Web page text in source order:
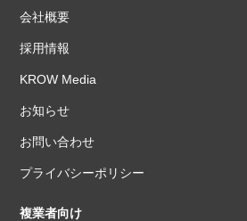
会社概要
採用情報
KROW Media
お知らせ
お問い合わせ
プライバシーポリシー
複業者向け